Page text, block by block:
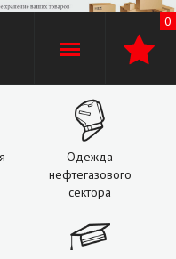
0
Одежда
нефтегазового
сектора